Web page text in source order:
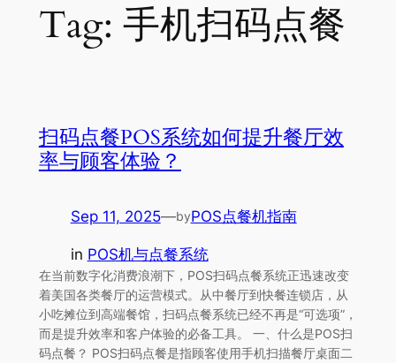
Tag: 手机扫码点餐
扫码点餐POS系统如何提升餐厅效
率与顾客体验？
Sep 11, 2025—byPOS点餐机指南
in POS机与点餐系统
在当前数字化消费浪潮下，POS扫码点餐系统正迅速改变
着美国各类餐厅的运营模式。从中餐厅到快餐连锁店，从
小吃摊位到高端餐馆，扫码点餐系统已经不再是“可选项”，
而是提升效率和客户体验的必备工具。 一、什么是POS扫
码点餐？ POS扫码点餐是指顾客使用手机扫描餐厅桌面二